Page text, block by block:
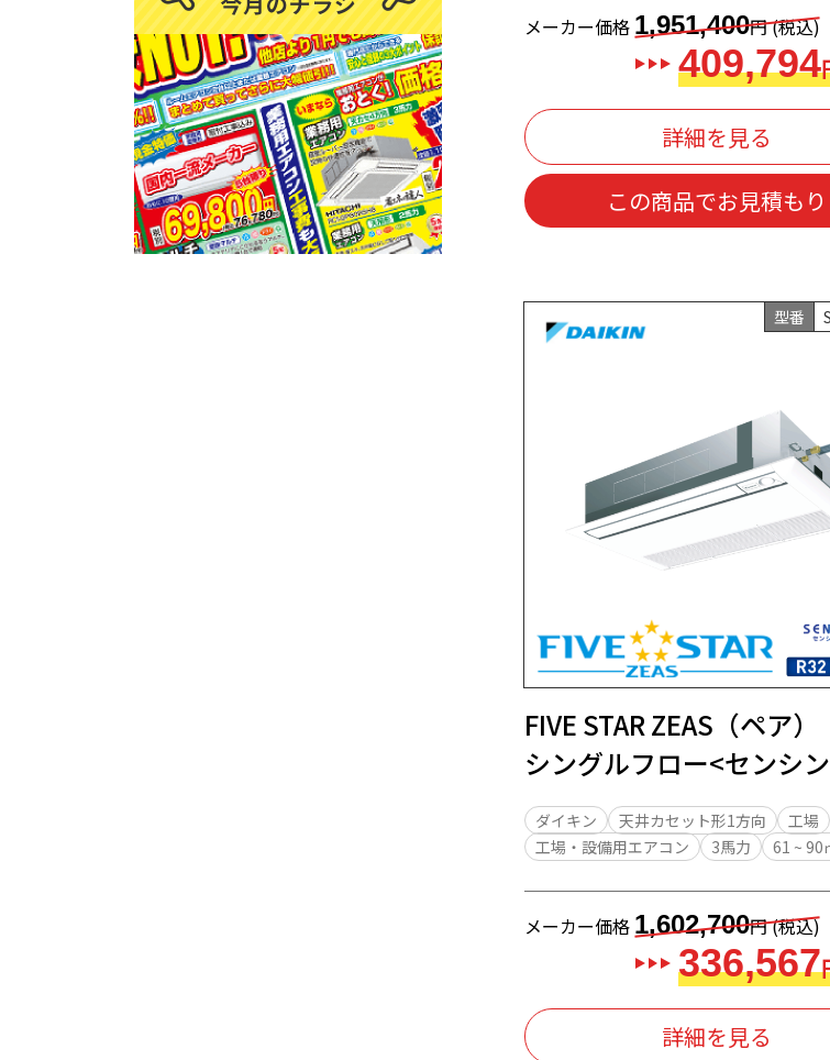
メーカー価格 1,951,400円 (税込)
409,794
詳細を見る
この商品でお見積もり
型番
FIVE STAR ZEAS（ペア）
シングルフロー<センシ
井カセット形1方向 3馬力
ダイキン 天井カセット形1方向
工場
工場・設備用エアコン
3馬力 61 ~ 90
メーカー価格 1,602,700円 (税込)
336,567
詳細を見る